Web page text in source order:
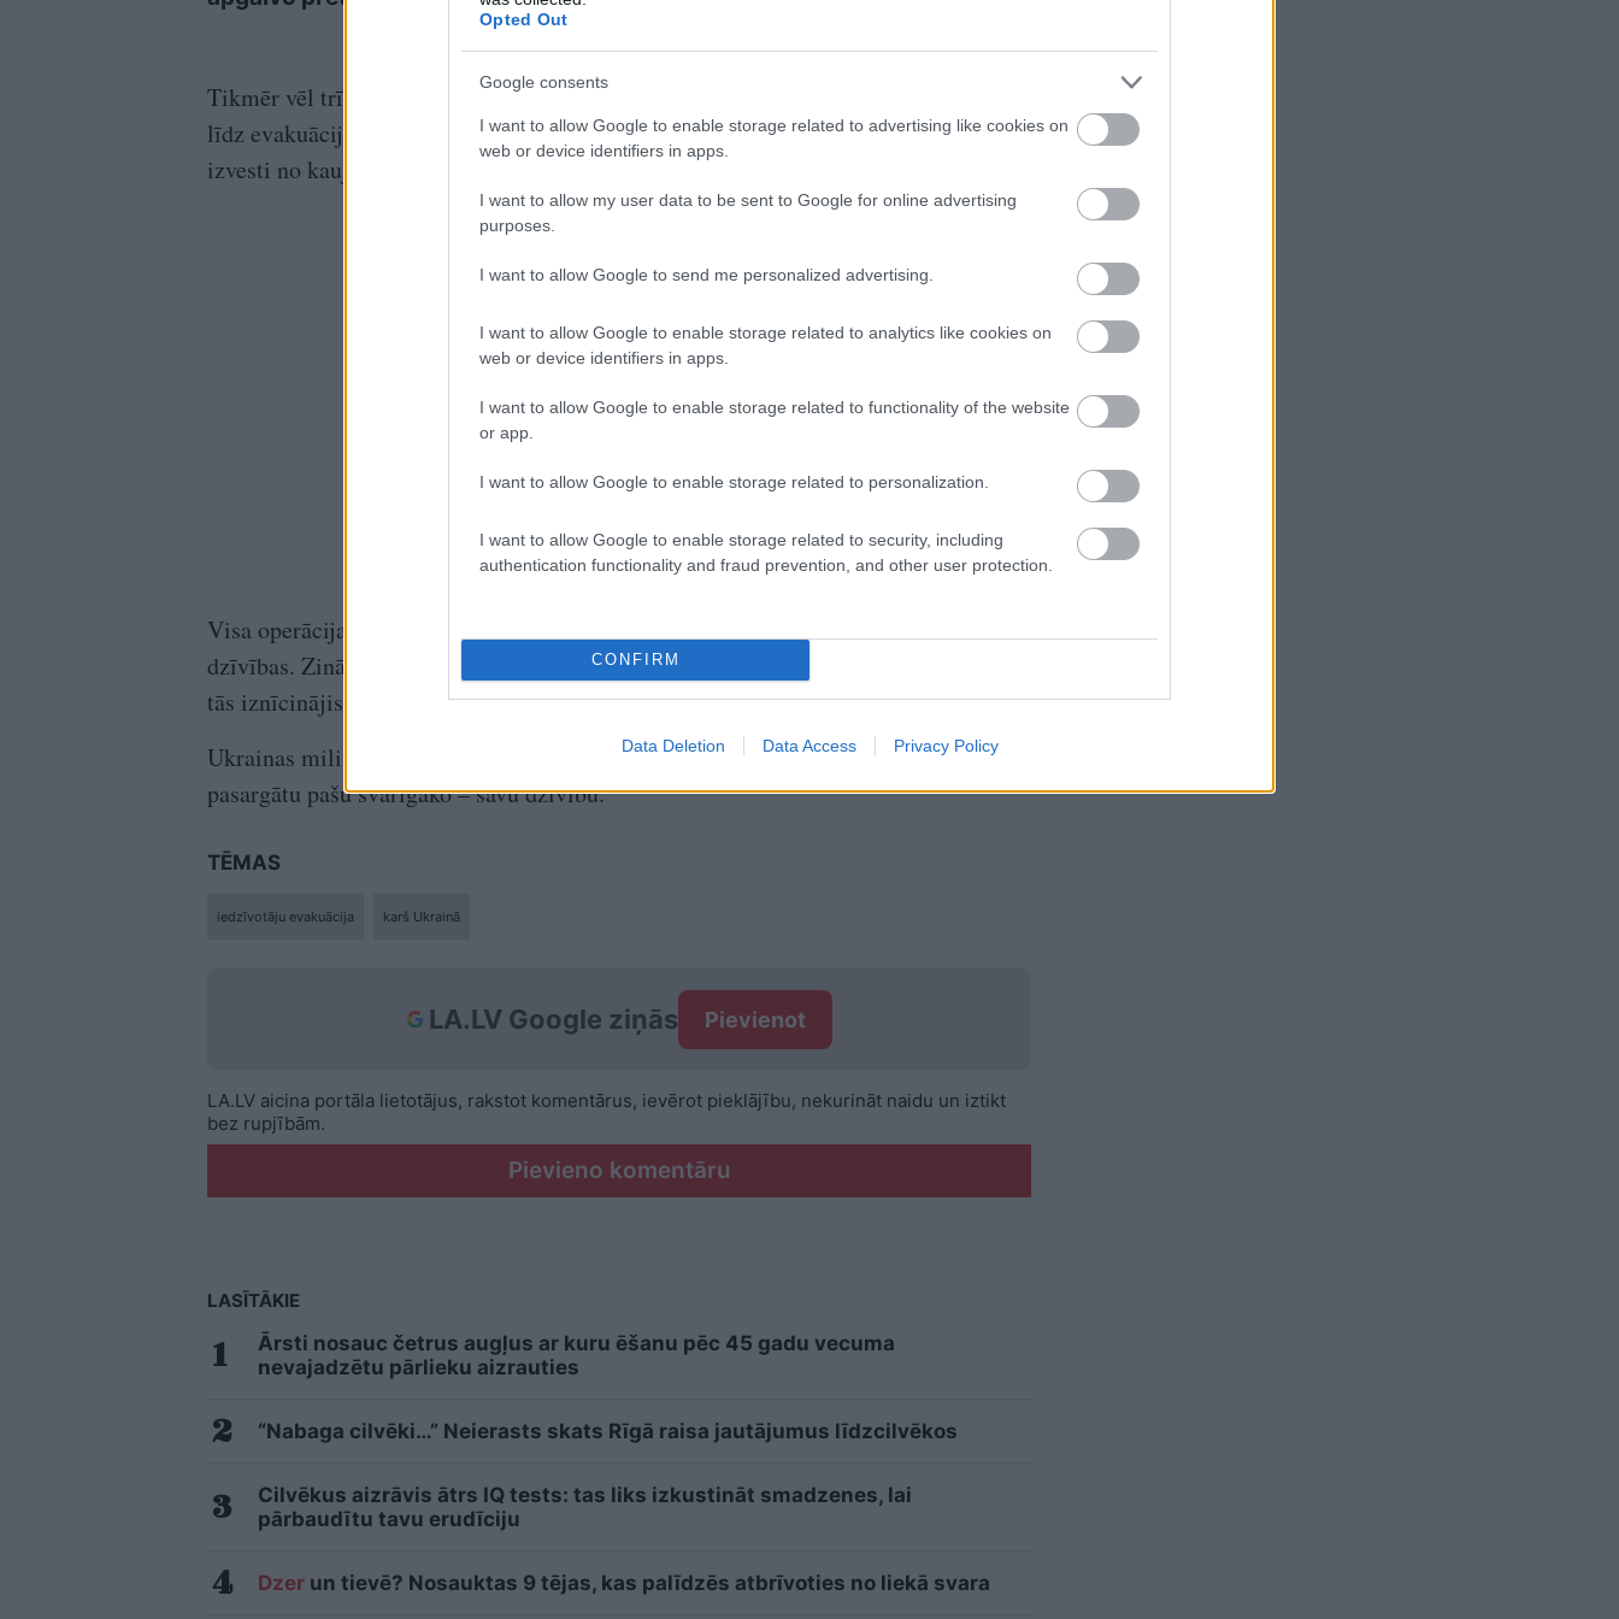
Opted Out
Google consents
I want to allow Google to enable storage related to advertising like cookies on
web or device identifiers in apps.
I want to allow my user data to be sent to Google for online advertising
purposes.
I want to allow Google to send me personalized advertising.
I want to allow Google to enable storage related to analytics like cookies on
web or device identifiers in apps.
I want to allow Google to enable storage related to functionality of the website
or app.
I want to allow Google to enable storage related to personalization.
I want to allow Google to enable storage related to security, including
authentication functionality and fraud prevention, and other user protection.
CONFIRM
Data Deletion Data Access Privacy Policy
Tikmēr vēl trīs civiliedzīvotāji, kuri mēroja ceļu kājām, tika pavadīti ar droniem
līdz evakuācijas punktam. Tur viņus sagaidīja bruņumašīna, ar kuru cilvēki tika
izvesti no kaujas zonas un nodoti atbildīgajiem dienestiem.
Visa operācija ilga aptuveni četras stundas, un tās laikā izdevās izglābt vairākas
dzīvības. Zināms, ka evakuētā sieviete savās mājās bija nodzīvojusi 53 gadus, taču
tās iznīcinājis karš.
Ukrainas militārpersonas uzsver – civiliedzīvotāji tiek aicināti evakuēties laikus, lai
pasargātu pašu svarīgāko – savu dzīvību.
TĒMAS
iedzīvotāju evakuācija karš Ukrainā
LA.LV Google ziņās Pievienot
LA.LV aicina portāla lietotājus, rakstot komentārus, ievērot pieklājību, nekurināt naidu un iztikt
bez rupjībām.
Pievieno komentāru
LASĪTĀKIE
Ārsti nosauc četrus augļus ar kuru ēšanu pēc 45 gadu vecuma
nevajadzētu pārlieku aizrauties
“Nabaga cilvēki…” Neierasts skats Rīgā raisa jautājumus līdzcilvēkos
Cilvēkus aizrāvis ātrs IQ tests: tas liks izkustināt smadzenes, lai
pārbaudītu tavu erudīciju
Dzer un tievē? Nosauktas 9 tējas, kas palīdzēs atbrīvoties no liekā svara